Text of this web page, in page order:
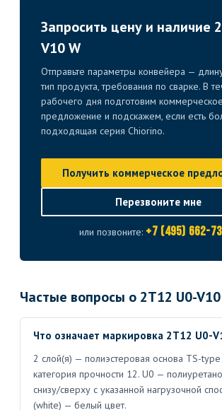
Запросить цену и наличие
V10 W
Отправьте параметры конвейера —
тип продукта, требования по сварке. В
рабочего дня подготовим коммерческое
предложение и подскажем, если есть
подходящая серия Chiorino.
Получить коммерческое
Перезвоните мне
или позвоните: +7 (495) 662-
Частые вопросы о 2T12 U0-
Что означает маркировка 2T12 U0-
2 слой(я) — полиэстеровая основа TS-
категория прочности 12. U0 —
снизу/сверху с указанной нагрузочной
(white) — белый цвет.